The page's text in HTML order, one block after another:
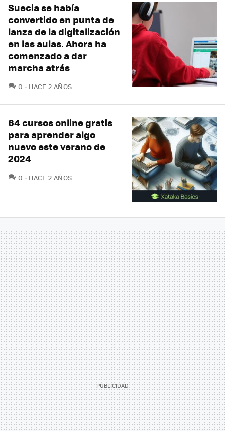
Suecia se había
convertido en punta de
lanza de la digitalización
en las aulas. Ahora ha
comenzado a dar
marcha atrás
0 COMENTARIOS
HACE 2 AÑOS
64 cursos online gratis
para aprender algo
nuevo este verano de
2024
0 COMENTARIOS
HACE 2 AÑOS